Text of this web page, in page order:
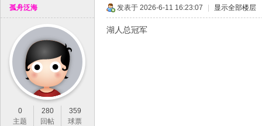
孤舟泛海
0
主题
280
回帖
359
球票
发表于 2026-6-11 16:23:07 显示全部楼层
湖人总冠军